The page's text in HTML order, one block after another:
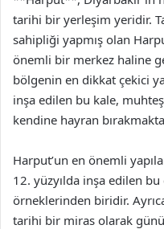
tarihi bir yerleşim yeridir.
sahipliği yapmış olan
önemli bir merkez haline
bölgenin en dikkat çekici
inşa edilen bu kale,
kendine hayran
Harput’un en önemli
12. yüzyılda inşa edilen
örneklerinden biridir.
tarihi bir miras olarak